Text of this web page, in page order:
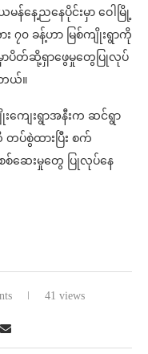
နေ့ညနေပိုင်းမှာ ဝေါမြို့
၀ ခန့်ဟာ မြစ်ကျိုးရွာကို
ာပိတ်ဆို့ရှာဖွေမှုတွေပြုလုပ်
ယ်။
ကျေးရွာအနီးက ဆင်ရွာ
ပ်စွဲထားပြီး စက်
စ်ဆေးမှုတွေ ပြုလုပ်နေ
41 views